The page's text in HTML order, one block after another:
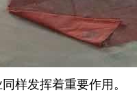
样发挥着重要作用。